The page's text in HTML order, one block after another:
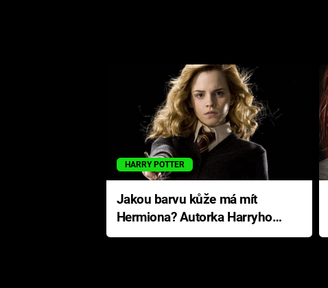
HARRY POTTER
Jakou barvu kůže má mít
Hermiona? Autorka Harryho
Pottera přišla s ráznou